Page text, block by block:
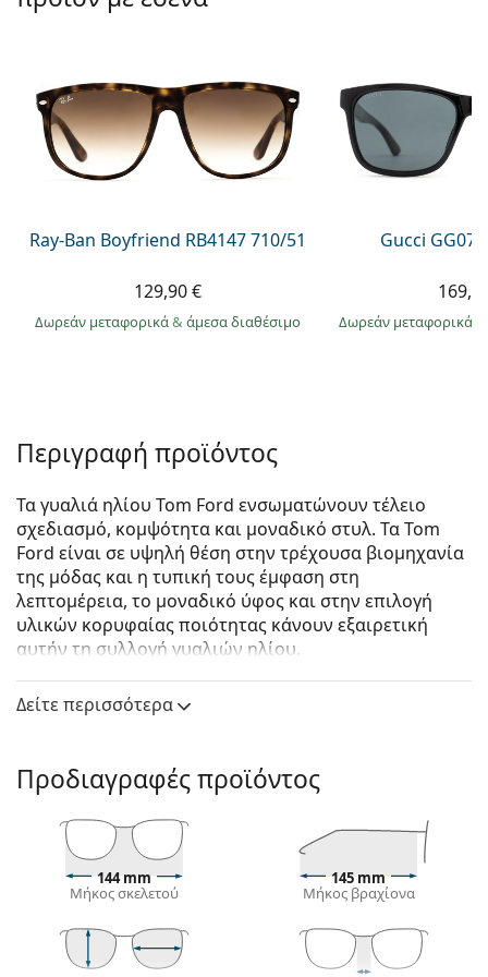
Persol
Όλες οι μάρκες
Ray-Ban Boyfriend RB4147 710/51
129,90 €
Δωρεάν μεταφορικά& άμεσα διαθέσιμο
Gucci
Δωρεάν μεταφορικά
Περιγραφή προϊόντος
Τα γυαλιά ηλίου Tom Ford ενσωματώνουν τέλειο
σχεδιασμό, κομψότητα και μοναδικό στυλ. Τα Tom
Ford είναι σε υψηλή θέση στην τρέχουσα βιομηχανία
της μόδας και η τυπική τους έμφαση στη
λεπτομέρεια, το μοναδικό ύφος και στην επιλογή
υλικών κορυφαίας ποιότητας κάνουν εξαιρετική
αυτήν τη συλλογή γυαλιών ηλίου.
Tom Ford Gerard-02 FT0930-N 01D 56είναι αντρικά
γυαλιά ηλίου.
με τη λειτουργία του Εικονικού καθρέφτη του
Lentiamo.
Σκελετός γυαλιών ηλίου
Το μαύρο χρώμα του σκελετού ταιριάζει απόλυτα
με το δροσερό χρώμα του δέρματος και τα ανοιχτά
Οι τετράγωνοι σκελετοί γυαλιών ηλίουείναι
ιδανική επιλογή για όσους έχουν στρογγυλό, οβάλ
Δείτε περισσότερα
Προδιαγραφές προϊόντος
144 mm
Μήκος σκελετού
145 mm
Μήκος βραχίονα